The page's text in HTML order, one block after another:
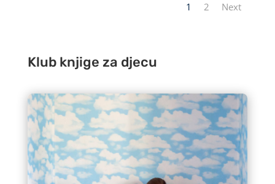
1 2 Next
Klub knjige za djecu